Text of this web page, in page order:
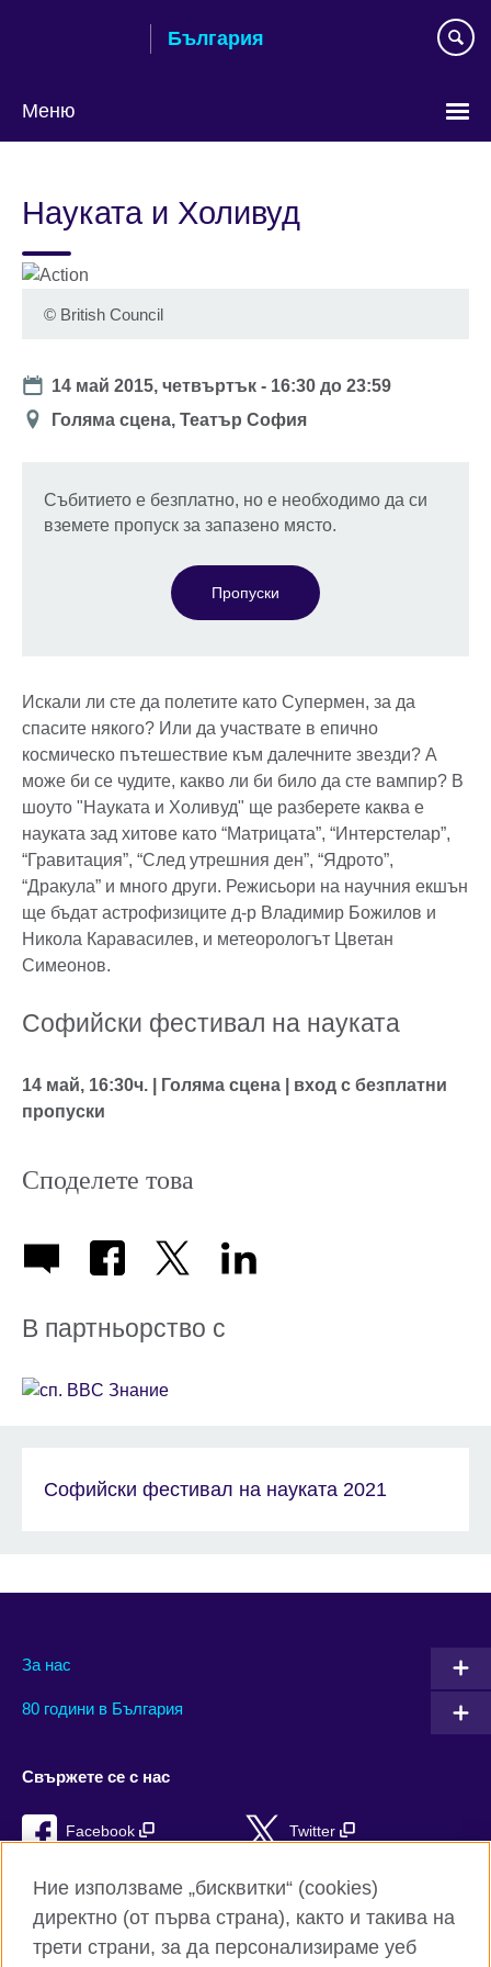
България
Меню
Науката и Холивуд
© British Council
Date
14 май 2015, четвъртък - 16:30 до23:59
Location
Голяма сцена, Театър София
Събитието е безплатно, но е необходимо да си
вземете пропуск за запазено място.
Пропуски
Искали ли сте да полетите като Супермен, за да
спасите някого? Или да участвате в епично
космическо пътешествие към далечните звезди? А
може би се чудите, какво ли би било да сте вампир? В
шоуто "Науката и Холивуд" ще разберете каква е
науката зад хитове като “Матрицата”, “Интерстелар”,
“Гравитация”, “След утрешния ден”, “Ядрото”,
“Дракула” и много други. Режисьори на научния екшън
ще бъдат астрофизиците д-р Владимир Божилов и
Никола Каравасилев, и метеорологът Цветан
Симеонов.
Софийски фестивал на науката
14 май, 16:30ч. | Голяма сцена | вход с безплатни
пропуски
Споделете това
В партньорство с
Софийски фестивал на науката 2021
За нас
80 години в България
Свържете се с нас
Facebook Twitter
YouTube
TikTok RSS
Ние използваме „бисквитки“ (cookies)
директно (от първа страна), както и такива на
трети страни, за да персонализираме уеб